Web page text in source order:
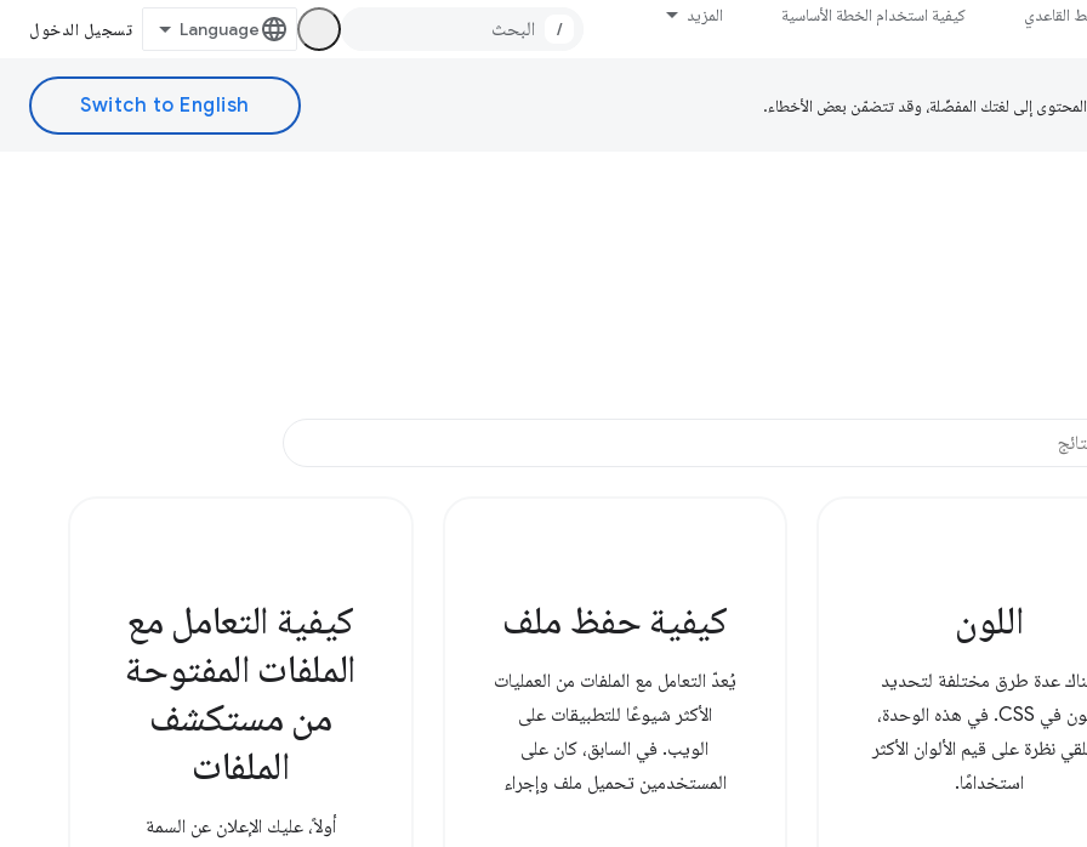
القاعدي كيفية استخدام الخطة الأساسية المزيد
/ تسجيل الدخول
اللون
عدة طرق مختلفة لتحديد
اللون في CSS. في هذه الوحدة،
نظرة على قيم الألوان الأكثر
استخدامًا.
كيفية حفظ ملف
يُعدّ التعامل مع الملفات من العمليات
الأكثر شيوعًا للتطبيقات على
الويب. في السابق، كان على
المستخدمين تحميل ملف وإجراء
كيفية التعامل مع
الملفات المفتوحة
من مستكشف
الملفات
أولاً، عليك الإعلان عن السمة